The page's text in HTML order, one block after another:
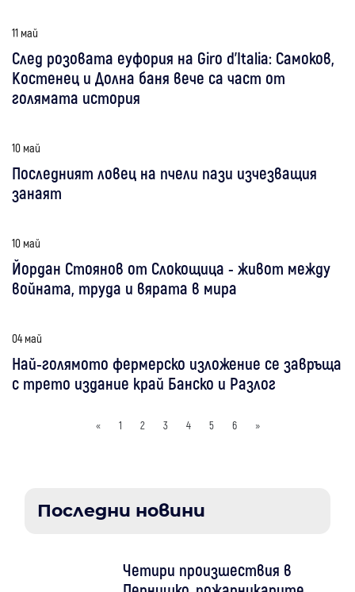
11 май
След розовата еуфория на Giro d’Italia: Самоков,
Костенец и Долна баня вече са част от
голямата история
10 май
Последният ловец на пчели пази изчезващия
занаят
10 май
Йордан Стоянов от Слокощица - живот между
войната, труда и вярата в мира
04 май
Най-голямото фермерско изложение се завръща
с трето издание край Банско и Разлог
« 1 2 3 4 5 6 »
Последни новини
Четири произшествия в